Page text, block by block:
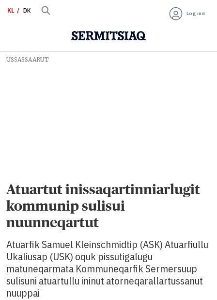
KL DK Log ind
USSASSAARUT
Atuartut inissaqartinniarlugit
kommunip sulisui
nuunneqartut
Atuarfik Samuel Kleinschmidtip (ASK) Atuarfiullu
Ukaliusap (USK) oquk pissutigalugu
matuneqarmata Kommuneqarfik Sermersuup
sulisuni atuartullu ininut atorneqarallartussanut
nuuppai